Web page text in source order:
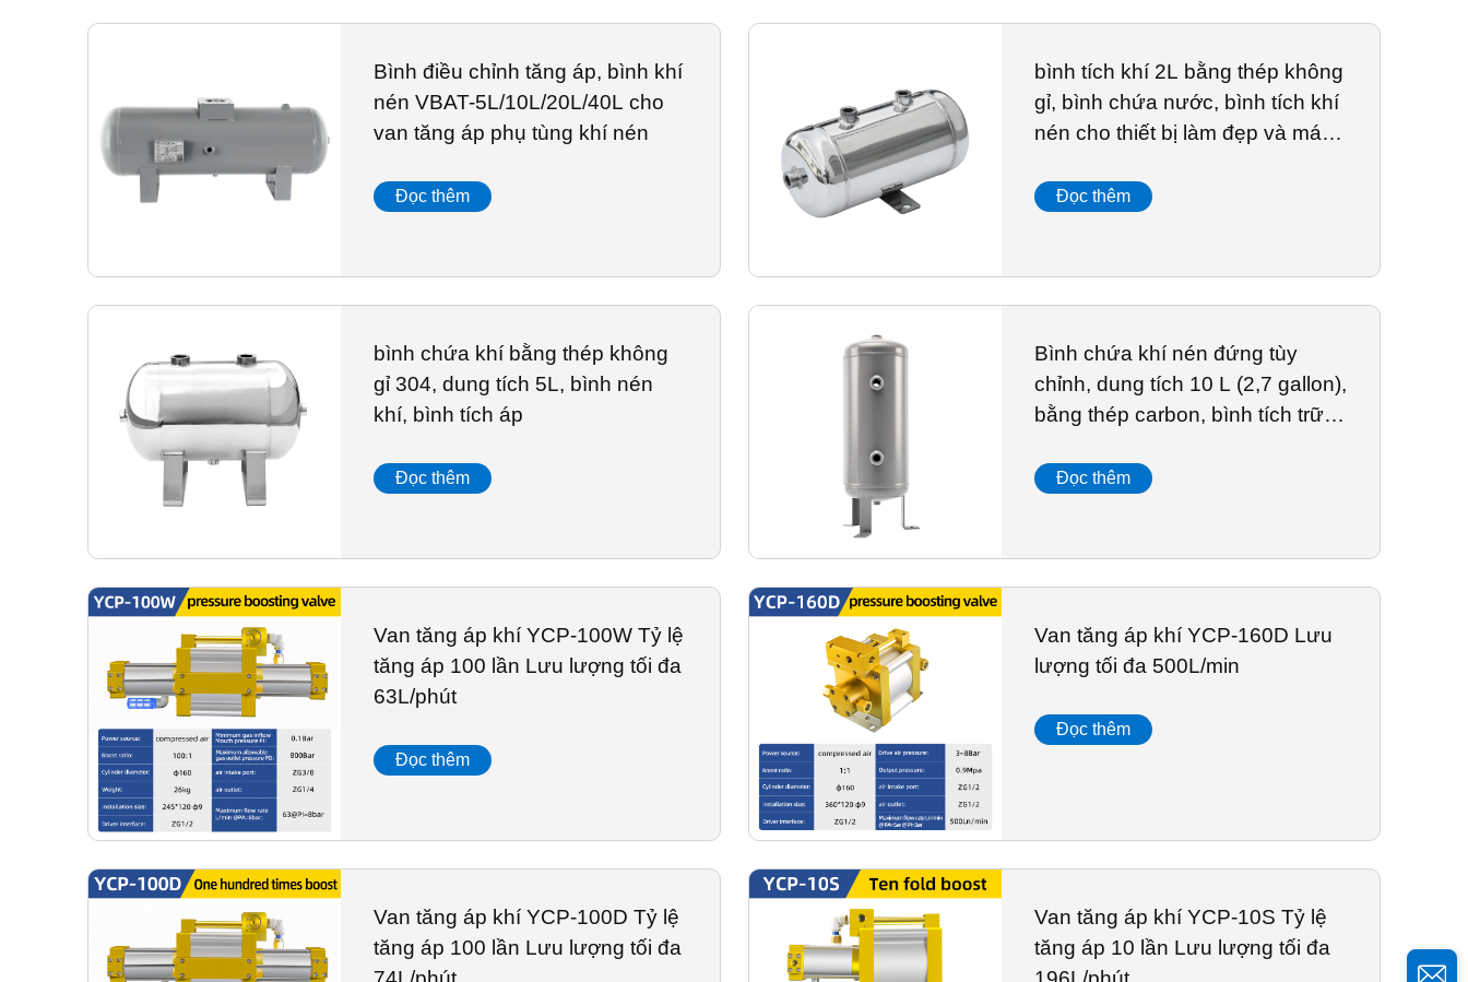
Bình điều chỉnh tăng áp, bình khí
nén VBAT-5L/10L/20L/40L cho
van tăng áp phụ tùng khí nén
Đọc thêm
bình tích khí 2L bằng thép không
gỉ, bình chứa nước, bình tích khí
nén cho thiết bị làm đẹp và máy
Đọc thêm
bình chứa khí bằng thép không
gỉ 304, dung tích 5L, bình nén
khí, bình tích áp
Đọc thêm
Bình chứa khí nén đứng tùy
chỉnh, dung tích 10 L (2,7 gallon),
bằng thép carbon, bình tích trữ
Đọc thêm
Van tăng áp khí YCP-100W Tỷ lệ
tăng áp 100 lần Lưu lượng tối đa
63L/phút
Đọc thêm
Van tăng áp khí YCP-160D Lưu
lượng tối đa 500L/min
Đọc thêm
Van tăng áp khí YCP-100D Tỷ lệ
tăng áp 100 lần Lưu lượng tối đa
Van tăng áp khí YCP-10S Tỷ lệ
tăng áp 10 lần Lưu lượng tối đa